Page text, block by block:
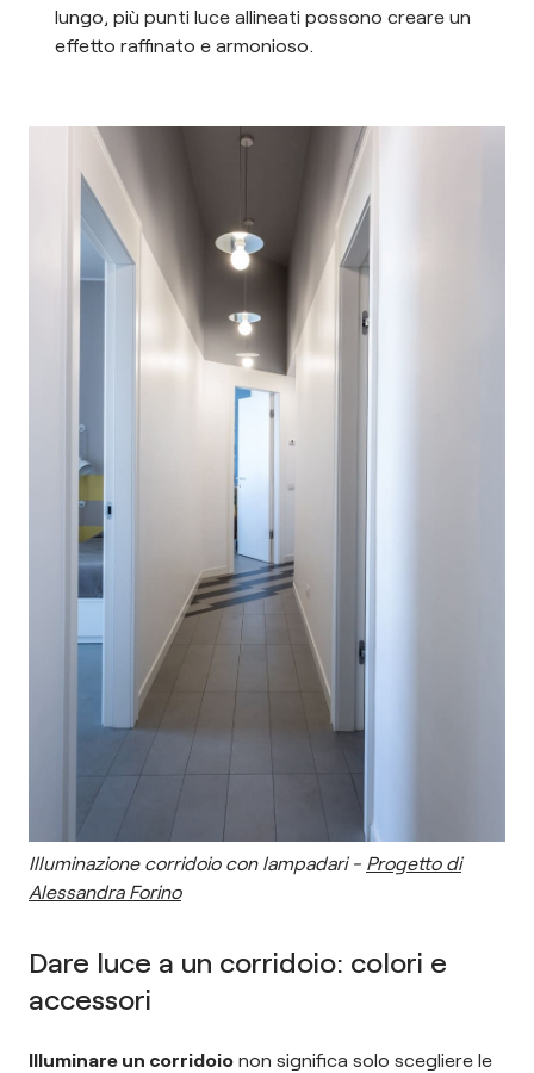
lungo, più punti luce allineati possono creare un
effetto raffinato e armonioso.
Illuminazione corridoio con lampadari - Progetto di
Alessandra Forino
Dare luce a un corridoio: colori e
accessori
Illuminare un corridoio non significa solo scegliere le